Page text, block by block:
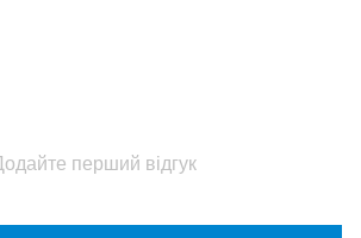
перший відгук